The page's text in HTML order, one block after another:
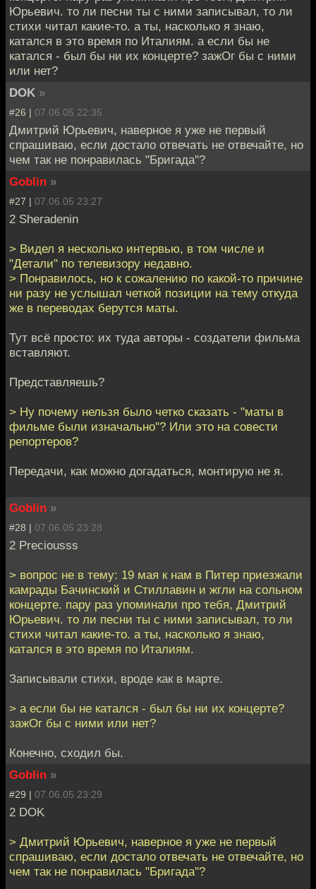
Юрьевич. то ли песни ты с ними записывал, то ли
стихи читал какие-то. а ты, насколько я знаю,
катался в это время по Италиям. а если бы не
катался - был бы ни их концерте? зажОг бы с ними
или нет?
DOK »
#26 | 07.06.05 22:35
Дмитрий Юрьевич, наверное я уже не первый
спрашиваю, если достало отвечать не отвечайте, но
чем так не понравилась "Бригада"?
Goblin »
#27 | 07.06.05 23:27
2 Sheradenin
> Видел я несколько интервью, в том числе и
"Детали" по телевизору недавно.
> Понравилось, но к сожалению по какой-то причине
ни разу не услышал четкой позиции на тему откуда
же в переводах берутся маты.
Тут всё просто: их туда авторы - создатели фильма
вставляют.
Представляешь?
> Ну почему нельзя было четко сказать - "маты в
фильме были изначально"? Или это на совести
репортеров?
Передачи, как можно догадаться, монтирую не я.
Goblin »
#28 | 07.06.05 23:28
2 Preciousss
> вопрос не в тему: 19 мая к нам в Питер приезжали
камрады Бачинский и Стиллавин и жгли на сольном
концерте. пару раз упоминали про тебя, Дмитрий
Юрьевич. то ли песни ты с ними записывал, то ли
стихи читал какие-то. а ты, насколько я знаю,
катался в это время по Италиям.
Записывали стихи, вроде как в марте.
> а если бы не катался - был бы ни их концерте?
зажОг бы с ними или нет?
Конечно, сходил бы.
Goblin »
#29 | 07.06.05 23:29
2 DOK
> Дмитрий Юрьевич, наверное я уже не первый
спрашиваю, если достало отвечать не отвечайте, но
чем так не понравилась "Бригада"?